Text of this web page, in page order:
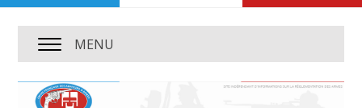
MENU